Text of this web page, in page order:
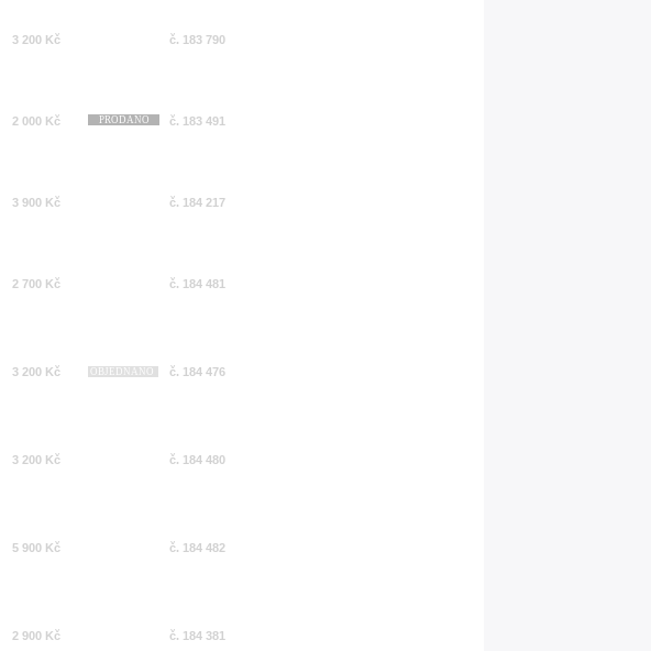
3 200 Kč č. 183 790
2 000 Kč PRODÁNO č. 183 491
3 900 Kč č. 184 217
2 700 Kč č. 184 481
3 200 Kč OBJEDNÁNO č. 184 476
3 200 Kč č. 184 480
5 900 Kč č. 184 482
2 900 Kč č. 184 381